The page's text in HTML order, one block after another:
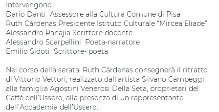
Intervengono
Dario Danti Assessore alla Cultura Comune di Pisa
Ruth Cárdenas Presidente Istituto Culturale “Mircea Eliade”
Alessandro Panajia Scrittore docente
Alessandro Scarpellini Poeta-narratore
Emilio Sidoti Scrittore- poeta
Nel corso della serata, Ruth Cárdenas consegnerà il ritratto
di Vittorio Vettori, realizzato dall’artista Silvano Campeggi,
alla famiglia Agostini Venerosi Della Seta, proprietari del
Caffè dell’Ussero, alla presenza di un rappresentante
dell’Accademia dell’Ussero.